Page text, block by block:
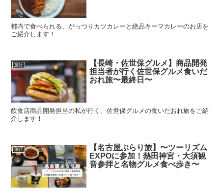
都内で食べられる、がっつりカツカレーと絶品キーマカレーのお店を
ご紹介します！
旅行
【長崎・佐世保グルメ】商品開発
担当者が行く佐世保グルメ食いだ
おれ旅〜最終日〜
飲食店商品開発担当の私が行く、佐世保グルメの食いだおれ旅をご紹
介します！
旅行
【名古屋ぶらり旅】〜ツーリズム
EXPOに参加！熱田神宮・大須観
音参拝と名物グルメ食べ歩き〜